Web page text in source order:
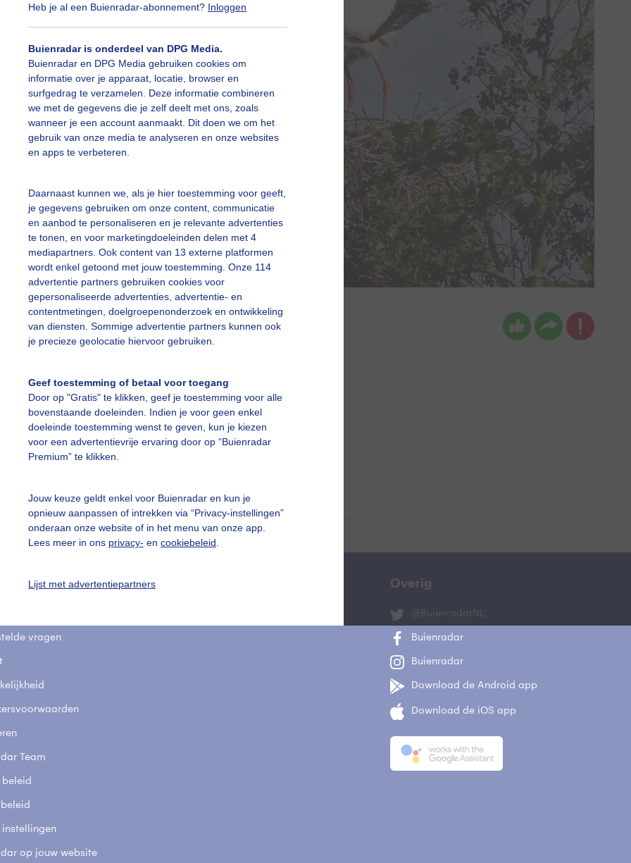
Heb je al een Buienradar-abonnement? Inloggen
Buienradar is onderdeel van DPG Media.
Buienradar en DPG Media gebruiken cookies om
informatie over je apparaat, locatie, browser en
surfgedrag te verzamelen. Deze informatie combineren
we met de gegevens die je zelf deelt met ons, zoals
wanneer je een account aanmaakt. Dit doen we om het
gebruik van onze media te analyseren en onze websites
en apps te verbeteren.
Daarnaast kunnen we, als je hier toestemming voor geeft,
je gegevens gebruiken om onze content, communicatie
en aanbod te personaliseren en je relevante advertenties
te tonen, en voor marketingdoeleinden delen met 4
mediapartners. Ook content van 13 externe platformen
wordt enkel getoond met jouw toestemming. Onze 114
advertentie partners gebruiken cookies voor
gepersonaliseerde advertenties, advertentie- en
contentmetingen, doelgroepenonderzoek en ontwikkeling
van diensten. Sommige advertentie partners kunnen ook
je precieze geolocatie hiervoor gebruiken.
Geef toestemming of betaal voor toegang
Door op "Gratis" te klikken, geef je toestemming voor alle
bovenstaande doeleinden. Indien je voor geen enkel
doeleinde toestemming wenst te geven, kun je kiezen
voor een advertentievrije ervaring door op “Buienradar
Premium” te klikken.
Jouw keuze geldt enkel voor Buienradar en kun je
opnieuw aanpassen of intrekken via “Privacy-instellingen”
onderaan onze website of in het menu van onze app.
Lees meer in ons privacy- en cookiebeleid
Lijst met advertentiepartners
Dilia van Zon Gemaakt: 11-05-2026, 59x bekeken
slideshow
Een moment geduld aub...
vragen
Team
beleid
instellingen
op jouw website
Overig
@BuienradarNL
Buienradar
Buienradar
Download de Android app
Download de iOS app
Klikhierom dit aan te passen